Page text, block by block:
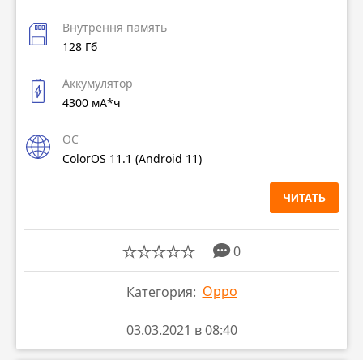
Внутрення память
128 Гб
Аккумулятор
4300 мА*ч
ОС
ColorOS 11.1 (Android 11)
ЧИТАТЬ
0
Категория: Oppo
03.03.2021 в 08:40